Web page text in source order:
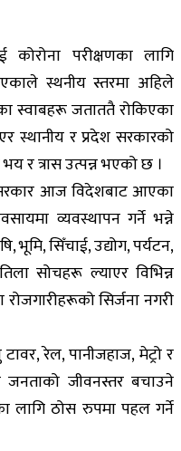
परीक्षणका लागि
स्थनीय स्तरमा अहिले
स्वाबहरू जताततै रोकिएका
स्थानीय र प्रदेश सरकारको
र त्रास उत्पन्न भएको छ ।
सरकार आज विदेशबाट आएका
व्यवस्थापन गर्ने भन्ने
सिँचाई, उद्योग, पर्यटन,
सोचहरू ल्याएर विभिन्न
सिर्जना नगरी
रेल, पानीजहाज, मेट्रो र
जीवनस्तर बचाउने
लागि ठोस रुपमा पहल गर्ने